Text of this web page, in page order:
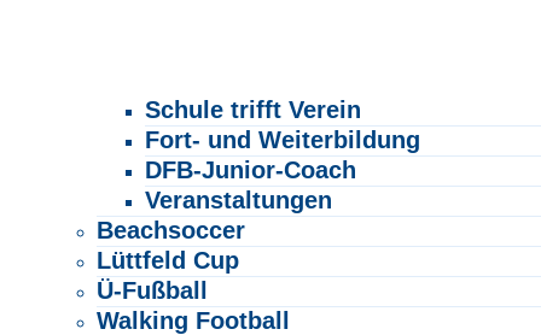
Schule trifft Verein
Fort- und Weiterbildung
DFB-Junior-Coach
Veranstaltungen
Beachsoccer
Lüttfeld Cup
Ü-Fußball
Walking Football